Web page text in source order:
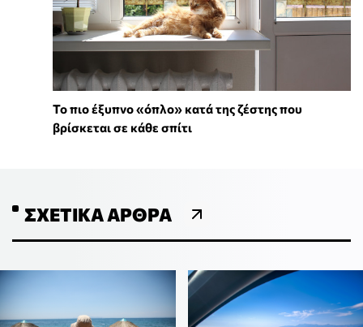
To πιο έξυπνο «όπλο» κατά της ζέστης που
βρίσκεται σε κάθε σπίτι
ΣΧΕΤΙΚΆ ΆΡΘΡΑ